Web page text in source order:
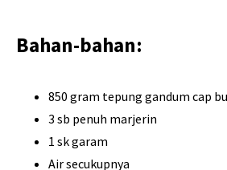
Bahan-bahan:
850 gram tepung gandum cap
3 sb penuh marjerin
1 sk garam
Air secukupnya